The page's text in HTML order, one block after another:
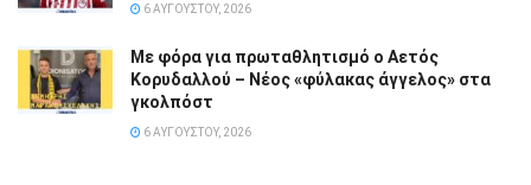
6 ΑΥΓΟΎΣΤΟΥ, 2026
Με φόρα για πρωταθλητισμό ο Αετός
Κορυδαλλού – Νέος «φύλακας άγγελος» στα
γκολπόστ
6 ΑΥΓΟΎΣΤΟΥ, 2026